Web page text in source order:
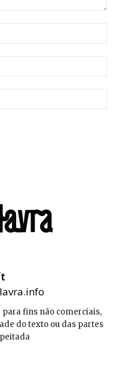
fins não comerciais,
do texto ou das partes